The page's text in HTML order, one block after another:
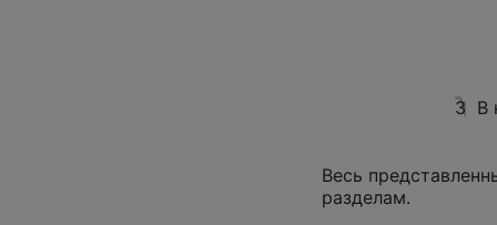
3 В
Весь
разделам.